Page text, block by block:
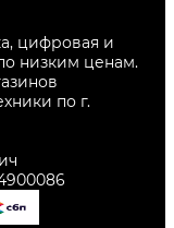
цифровая и
низким ценам.
по г.